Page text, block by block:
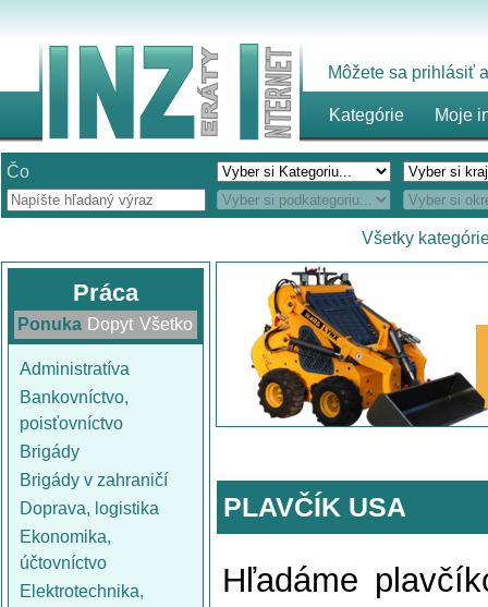
Môžete sa prihlásiť
Kategórie Moje
Čo
Všetky
Práca
Ponuka Dopyt Všetko
Administratíva
Bankovníctvo,
poisťovníctvo
Brigády
Brigády v zahraničí
Doprava, logistika
Ekonomika,
účtovníctvo
Elektrotechnika,
PLAVČÍK USA
Hľadáme